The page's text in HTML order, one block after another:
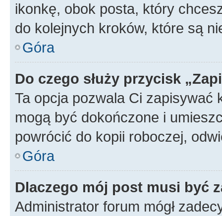
ikonkę, obok posta, który
do kolejnych kroków, które są
Góra
Do czego służy przycisk
Ta opcja pozwala Ci zapisywać
mogą być dokończone i
powrócić do kopii roboczej,
Góra
Dlaczego mój post musi być
Administrator forum mógł